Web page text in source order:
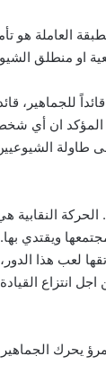
العاملة هو
او منطلق
للجماهير،
ان أي
طاولة
الحركة
ويقتدي
لعب هذا
انتزاع
يحرك